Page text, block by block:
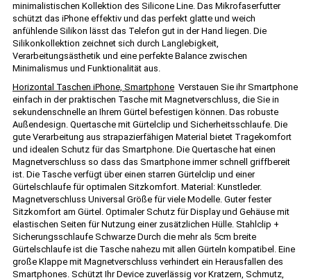
minimalistischen Kollektion des Silicone Line. Das Mikrofaserfutter
schützt das iPhone effektiv und das perfekt glatte und weich
anfühlende Silikon lässt das Telefon gut in der Hand liegen. Die
Silikonkollektion zeichnet sich durch Langlebigkeit,
Verarbeitungsästhetik und eine perfekte Balance zwischen
Minimalismus und Funktionalität aus.
Horizontal Taschen iPhone, Smartphone Verstauen Sie ihr Smartphone
einfach in der praktischen Tasche mit Magnetverschluss, die Sie in
sekundenschnelle an Ihrem Gürtel befestigen können. Das robuste
Außendesign. Quertasche mit Gürtelclip und Sicherheitsschlaufe. Die
gute Verarbeitung aus strapazierfähigen Material bietet Tragekomfort
und idealen Schutz für das Smartphone. Die Quertasche hat einen
Magnetverschluss so dass das Smartphone immer schnell griffbereit
ist. Die Tasche verfügt über einen starren Gürtelclip und einer
Gürtelschlaufe für optimalen Sitzkomfort. Material: Kunstleder.
Magnetverschluss Universal Größe für viele Modelle. Guter fester
Sitzkomfort am Gürtel. Optimaler Schutz für Display und Gehäuse mit
elastischen Seiten für Nutzung einer zusätzlichen Hülle. Stahlclip +
Sicherungsschlaufe Schwarze Durch die mehr als 5cm breite
Gürtelschlaufe ist die Tasche nahezu mit allen Gürteln kompatibel. Eine
große Klappe mit Magnetverschluss verhindert ein Herausfallen des
Smartphones. Schützt Ihr Device zuverlässig vor Kratzern, Schmutz,